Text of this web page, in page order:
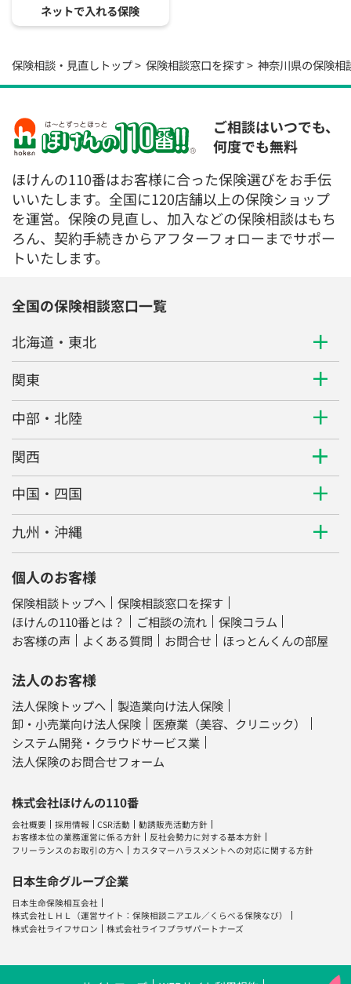
ネットで入れる保険
保険相談・見直しトップ 保険相談窓口を探す 神奈川県の保険相
ご相談はいつでも、
何度でも無料
ほけんの110番はお客様に合った保険選びをお手伝
いいたします。全国に120店舗以上の保険ショップ
を運営。保険の見直し、加入などの保険相談はもち
ろん、契約手続きからアフターフォローまでサポー
トいたします。
全国の保険相談窓口一覧
北海道・東北
関東
中部・北陸
関西
中国・四国
九州・沖縄
個人のお客様
保険相談トップへ
保険相談窓口を探す
ほけんの110番とは？
ご相談の流れ
保険コラム
お客様の声
よくある質問 お問合せ ほっとんくんの部屋
法人のお客様
法人保険トップへ
製造業向け法人保険
卸・小売業向け法人保険
医療業（美容、クリニック）
システム開発・クラウドサービス業
法人保険のお問合せフォーム
株式会社ほけんの110番
会社概要 採用情報 CSR活動
勧誘販売活動方針
お客様本位の業務運営に係る方針
反社会勢力に対する基本方針
フリーランスのお取引の方へ
カスタマーハラスメントへの対応に関する方針
日本生命グループ企業
日本生命保険相互会社
株式会社ＬＨＬ （運営サイト：保険相談ニアエル／ くらべる保険なび）
株式会社ライフサロン
株式会社ライフプラザパートナーズ